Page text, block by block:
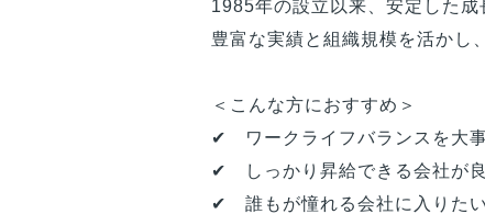
1985年の設立以来、安定した成
豊富な実績と組織規模を活かし、
＜こんな方におすすめ＞
✔ ワークライフバランスを大
✔ しっかり昇給できる会社が
✔ 誰もが憧れる会社に入りたい